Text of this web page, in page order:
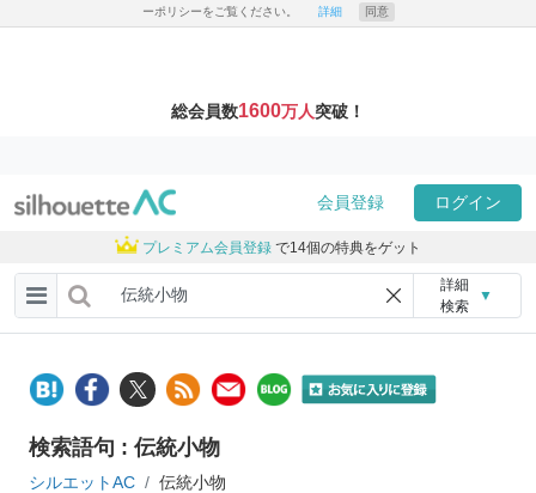
ーポリシーをご覧ください。 詳細 同意
総会員数1600万人突破！
会員登録 ログイン
プレミアム会員登録 で14個の特典をゲット
詳細
検索
▼
検索語句 : 伝統小物
シルエットAC 伝統小物